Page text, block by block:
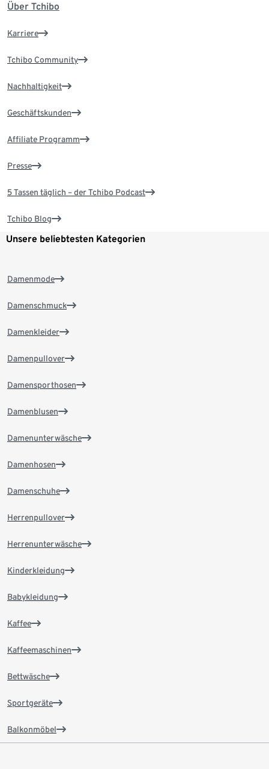
Über Tchibo
Karriere
Tchibo Community
Nachhaltigkeit
Geschäftskunden
Affiliate Programm
Presse
5 Tassen täglich – der Tchibo Podcast
Tchibo Blog
Unsere beliebtesten Kategorien
Damenmode
Damenschmuck
Damenkleider
Damenpullover
Damensporthosen
Damenblusen
Damenunterwäsche
Damenhosen
Damenschuhe
Herrenpullover
Herrenunterwäsche
Kinderkleidung
Babykleidung
Kaffee
Kaffeemaschinen
Bettwäsche
Sportgeräte
Balkonmöbel